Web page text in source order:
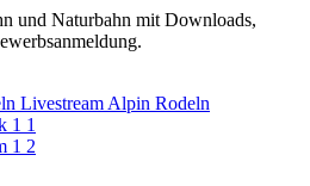
und Naturbahn mit Downloads,
Livestream Alpin Rodeln